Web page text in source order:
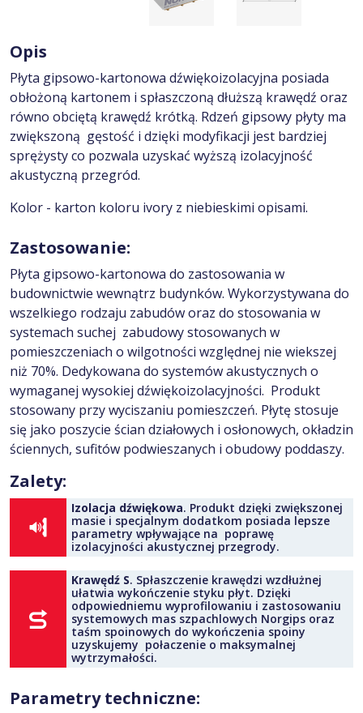
Opis
Płyta gipsowo-kartonowa dźwiękoizolacyjna posiada
obłożoną kartonem i spłaszczoną dłuższą krawędź oraz
równo obciętą krawędź krótką. Rdzeń gipsowy płyty ma
zwiększoną gęstość i dzięki modyfikacji jest bardziej
sprężysty co pozwala uzyskać wyższą izolacyjność
akustyczną przegród.
Kolor - karton koloru ivory z niebieskimi opisami.
Zastosowanie:
Płyta gipsowo-kartonowa do zastosowania w
budownictwie wewnątrz budynków. Wykorzystywana do
wszelkiego rodzaju zabudów oraz do stosowania w
systemach suchej zabudowy stosowanych w
pomieszczeniach o wilgotności względnej nie wiekszej
niż 70%. Dedykowana do systemów akustycznych o
wymaganej wysokiej dźwiękoizolacyjności. Produkt
stosowany przy wyciszaniu pomieszczeń. Płytę stosuje
się jako poszycie ścian działowych i osłonowych, okładzin
ściennych, sufitów podwieszanych i obudowy poddaszy.
Zalety:
Izolacja dźwiękowa. Produkt dzięki zwiększonej
masie i specjalnym dodatkom posiada lepsze
parametry wpływające na poprawę
izolacyjności akustycznej przegrody.
Krawędź S. Spłaszczenie krawędzi wzdłużnej
ułatwia wykończenie styku płyt. Dzięki
odpowiedniemu wyprofilowaniu i zastosowaniu
systemowych mas szpachlowych Norgips oraz
taśm spoinowych do wykończenia spoiny
uzyskujemy połaczenie o maksymalnej
wytrzymałości.
Parametry techniczne: